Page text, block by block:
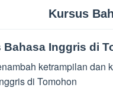
Kursus
Bahasa Inggris di
ketrampilan dan
di Tomohon